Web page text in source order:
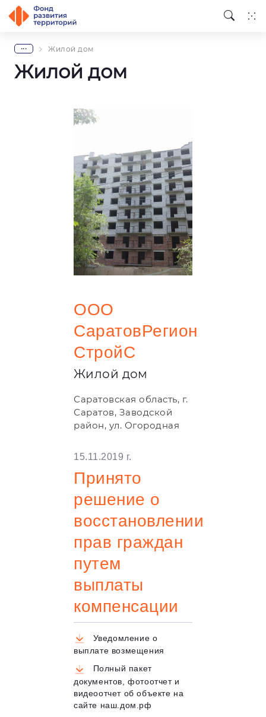
... Жилой дом
Жилой дом
ООО
СаратовРегион
СтройС
Жилой дом
Саратовская область, г.
Саратов, Заводской
район, ул. Огородная
15.11.2019 г.
Принято
решение о
восстановлении
прав граждан
путем
выплаты
компенсации
Уведомление о
выплате возмещения
Полный пакет
документов, фотоотчет и
видеоотчет об объекте на
сайте наш.дом.рф